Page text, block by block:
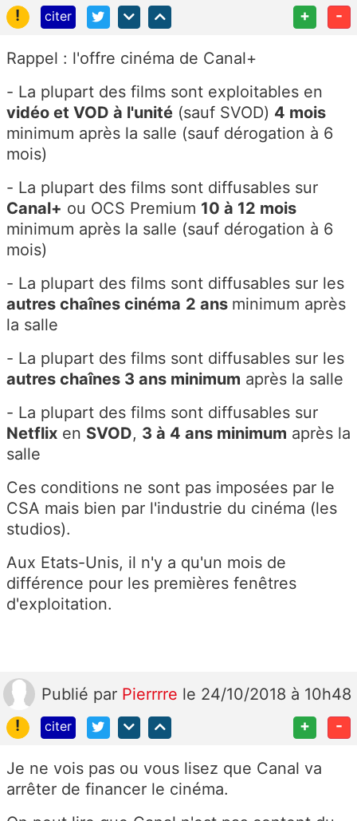
!
citer + -
Rappel : l'offre cinéma de Canal+
- La plupart des films sont exploitables en
vidéo et VOD à l'unité (sauf SVOD) 4 mois
minimum après la salle (sauf dérogation à 6
mois)
- La plupart des films sont diffusables sur
Canal+ ou OCS Premium 10 à 12 mois
minimum après la salle (sauf dérogation à 6
mois)
- La plupart des films sont diffusables sur les
autres chaînes cinéma 2 ans minimum après
la salle
- La plupart des films sont diffusables sur les
autres chaînes 3 ans minimum après la salle
- La plupart des films sont diffusables sur
Netflix en SVOD, 3 à 4 ans minimum après la
salle
Ces conditions ne sont pas imposées par le
CSA mais bien par l'industrie du cinéma (les
studios).
Aux Etats-Unis, il n'y a qu'un mois de
différence pour les premières fenêtres
d'exploitation.
Publié par Pierrrre le 24/10/2018 à 10h48
!
citer + -
Je ne vois pas ou vous lisez que Canal va
arrêter de financer le cinéma.